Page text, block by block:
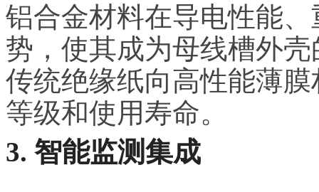
铝合金材料在导电性能
势，使其成为母线槽外
传统绝缘纸向高性能薄
等级和使用寿命。
3. 智能监测集成